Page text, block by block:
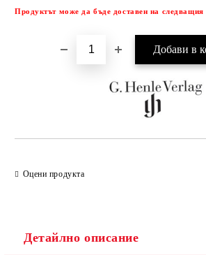
Продуктът може да бъде доставен на следващия
Оцени продукта
Детайлно описание